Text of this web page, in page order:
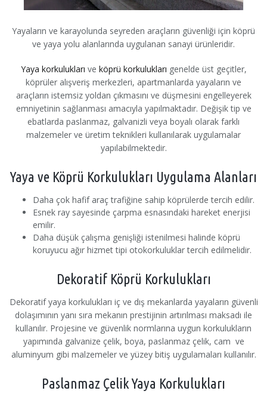
Yayaların ve karayolunda seyreden araçların güvenliği için köprü
ve yaya yolu alanlarında uygulanan sanayi ürünleridir.
Yaya korkulukları ve köprü korkulukları genelde üst geçitler,
köprüler alışveriş merkezleri, apartmanlarda yayaların ve
araçların istemsiz yoldan çıkmasını ve düşmesini engelleyerek
emniyetinin sağlanması amacıyla yapılmaktadır. Değişik tip ve
ebatlarda paslanmaz, galvanizli veya boyalı olarak farklı
malzemeler ve üretim teknikleri kullanılarak uygulamalar
yapılabilmektedir.
Yaya ve Köprü Korkulukları Uygulama Alanları
Daha çok hafif araç trafiğine sahip köprülerde tercih edilir.
Esnek ray sayesinde çarpma esnasındaki hareket enerjisi
emilir.
Daha düşük çalışma genişliği istenilmesi halinde köprü
koruyucu ağır hizmet tipi otokorkuluklar tercih edilmelidir.
Dekoratif Köprü Korkulukları
Dekoratif yaya korkulukları iç ve dış mekanlarda yayaların güvenli
dolaşımının yanı sıra mekanın prestijinin artırılması maksadı ile
kullanılır. Projesine ve güvenlik normlarına uygun korkulukların
yapımında galvanize çelik, boya, paslanmaz çelik, cam ve
aluminyum gibi malzemeler ve yüzey bitiş uygulamaları kullanılır.
Paslanmaz Çelik Yaya Korkulukları